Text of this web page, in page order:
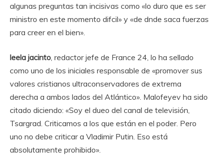
algunas preguntas tan incisivas como «lo duro que es ser
ministro en este momento difcil» y «de dnde saca fuerzas
para creer en el bien».
leela jacinto , redactor jefe de France 24, lo ha sellado
como uno de los iniciales responsable de «promover sus
valores cristianos ultraconservadores de extrema
derecha a ambos lados del Atlántico». Malofeyev ha sido
citado diciendo: «Soy el dueo del canal de televisión,
Tsargrad. Criticamos a los que están en el poder. Pero
uno no debe criticar a Vladimir Putin. Eso está
absolutamente prohibido».